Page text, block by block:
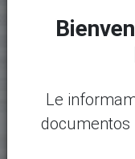
Le
documentos